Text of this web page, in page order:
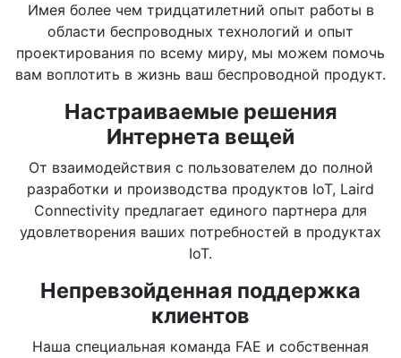
Имея более чем тридцатилетний опыт работы в
области беспроводных технологий и опыт
проектирования по всему миру, мы можем помочь
вам воплотить в жизнь ваш беспроводной продукт.
Настраиваемые решения
Интернета вещей
От взаимодействия с пользователем до полной
разработки и производства продуктов IoT, Laird
Connectivity предлагает единого партнера для
удовлетворения ваших потребностей в продуктах
IoT.
Непревзойденная поддержка
клиентов
Наша специальная команда FAE и собственная